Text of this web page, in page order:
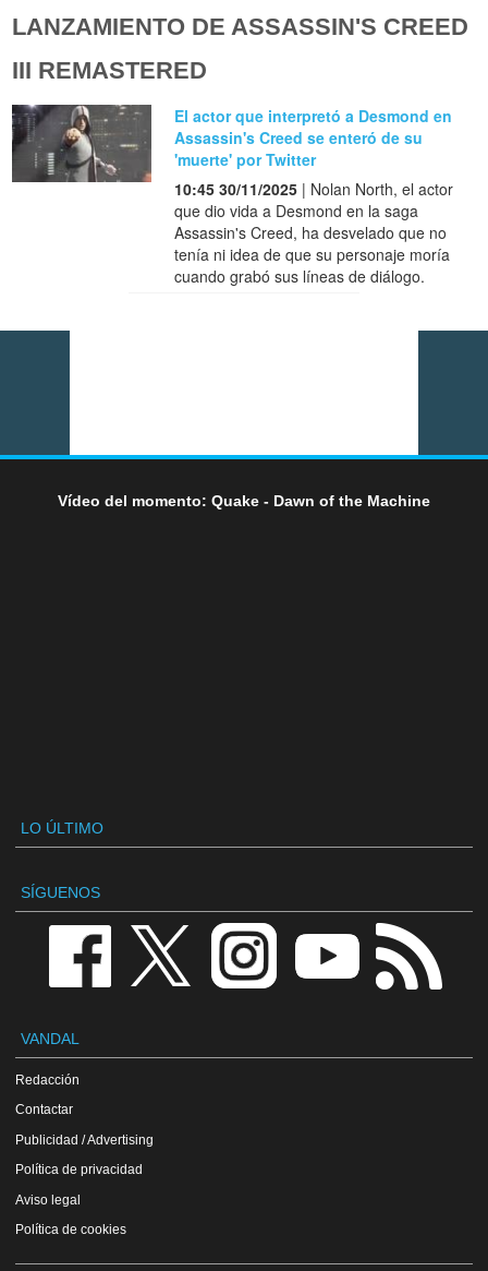
LANZAMIENTO DE ASSASSIN'S CREED
III REMASTERED
El actor que interpretó a Desmond en
Assassin's Creed se enteró de su
'muerte' por Twitter
10:45 30/11/2025 | Nolan North, el actor
que dio vida a Desmond en la saga
Assassin's Creed, ha desvelado que no
tenía ni idea de que su personaje moría
cuando grabó sus líneas de diálogo.
Vídeo del momento: Quake - Dawn of the Machine
LO ÚLTIMO
SÍGUENOS
VANDAL
Redacción
Contactar
Publicidad / Advertising
Política de privacidad
Aviso legal
Política de cookies